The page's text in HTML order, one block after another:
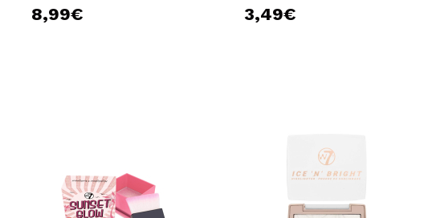
OUTLET
8,99€ 3,49€